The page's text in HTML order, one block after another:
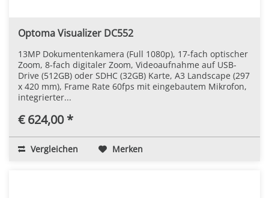
Optoma Visualizer DC552
13MP Dokumentenkamera (Full 1080p), 17-fach optischer
Zoom, 8-fach digitaler Zoom, Videoaufnahme auf USB-
Drive (512GB) oder SDHC (32GB) Karte, A3 Landscape (297
x 420 mm), Frame Rate 60fps mit eingebautem Mikrofon,
integrierter...
€ 624,00 *
Vergleichen Merken